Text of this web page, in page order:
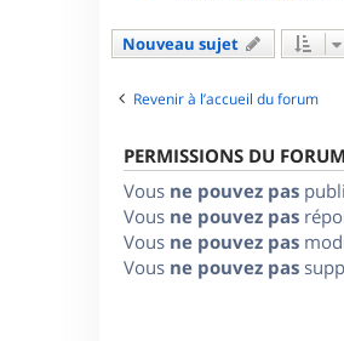
Nouveau sujet
Revenir à l’accueil du forum
PERMISSIONS DU FORUM
Vous ne pouvez pas
Vous ne pouvez pas
Vous ne pouvez pas
Vous ne pouvez pas